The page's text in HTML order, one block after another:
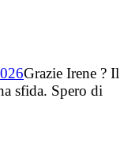
Grazie Irene ? Il
sfida. Spero di